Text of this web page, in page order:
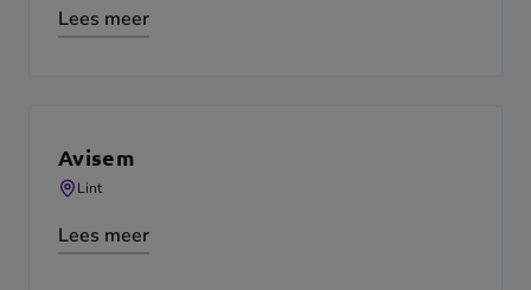
Lees meer
Avisem
Lint
Lees meer